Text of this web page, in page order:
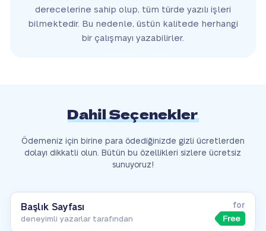
derecelerine sahip olup, tüm türde yazılı işleri
bilmektedir. Bu nedenle, üstün kalitede herhangi
bir çalışmayı yazabilirler.
Dahil Seçenekler
Ödemeniz için birine para ödediğinizde gizli ücretlerden
dolayı dikkatli olun.
Bütün bu özellikleri sizlere ücretsiz
sunuyoruz!
Başlık Sayfası
deneyimli yazarlar tarafından
for